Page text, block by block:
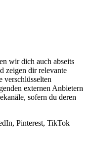
wir dich auch abseits
zeigen dir relevante
verschlüsselten
externen Anbietern
sofern du deren
Pinterest, TikTok